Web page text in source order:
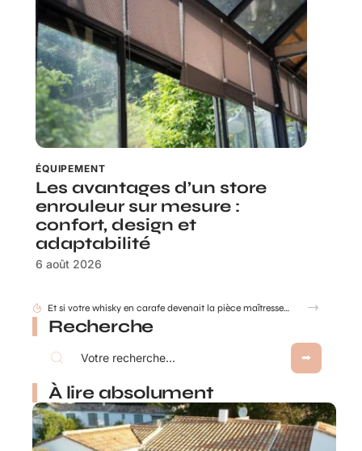
ÉQUIPEMENT
Les avantages d’un store
enrouleur sur mesure :
confort, design et
adaptabilité
6 août 2026
Et si votre whisky en carafe devenait la pièce maîtresse de votre salon ?
Recherche
À lire absolument